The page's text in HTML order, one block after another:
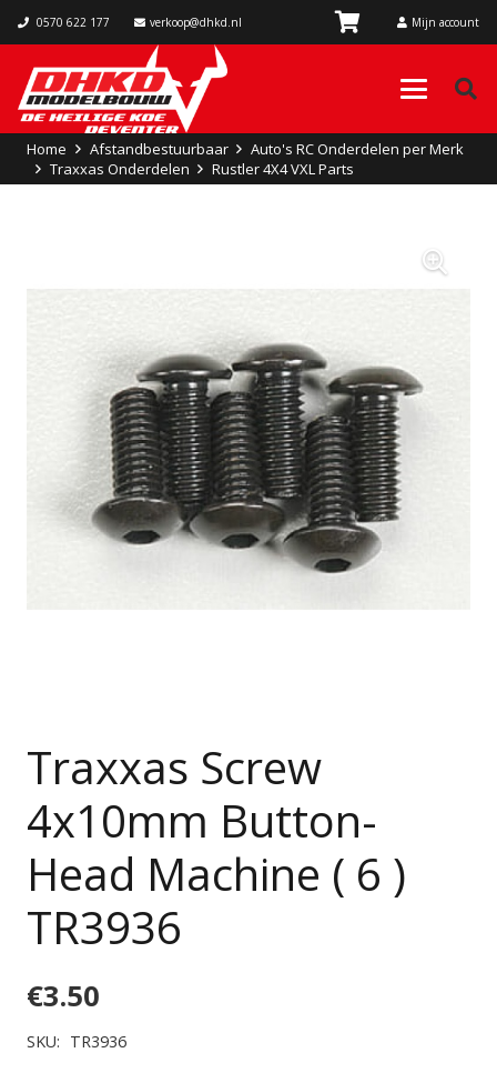
0570 622 177 verkoop@dhkd.nl Mijn account
Home Afstandbestuurbaar
Auto's RC Onderdelen per Merk
Traxxas Onderdelen
Rustler 4X4 VXL Parts
Traxxas Screw
4x10mm Button-
Head Machine ( 6 )
TR3936
€3.50
SKU: TR3936